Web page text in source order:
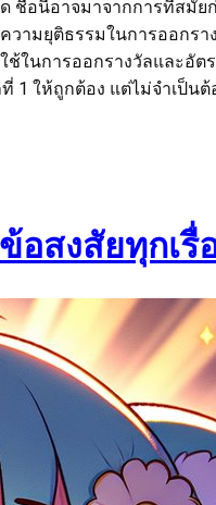
ชื่อนี้อาจมาจากการที่สมั
มยุติธรรมในการออกรา
ในการออกรางวัลและอั
ให้ถูกต้อง แต่ไม่จำเป็น
อสงสัยทุกเ